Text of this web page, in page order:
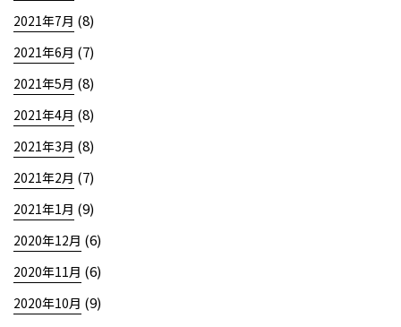
2021年7月 (8)
2021年6月 (7)
2021年5月 (8)
2021年4月 (8)
2021年3月 (8)
2021年2月 (7)
2021年1月 (9)
2020年12月 (6)
2020年11月 (6)
2020年10月 (9)